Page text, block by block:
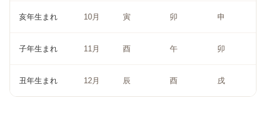
亥年生まれ 10月 寅 卯 申
子年生まれ 11月 酉 午 卯
丑年生まれ 12月 辰 酉 戌